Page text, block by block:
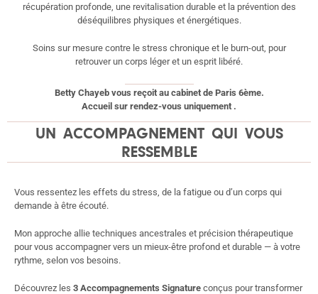
récupération profonde, une revitalisation durable et la prévention des
déséquilibres physiques et énergétiques.
Soins sur mesure contre le stress chronique et le burn-out, pour
retrouver un corps léger et un esprit libéré.
Betty Chayeb vous reçoit au cabinet de Paris 6ème.
Accueil sur rendez-vous uniquement .
UN ACCOMPAGNEMENT QUI VOUS
RESSEMBLE
Vous ressentez les effets du stress, de la fatigue ou d’un corps qui
demande à être écouté.
Mon approche allie techniques ancestrales et précision thérapeutique
pour vous accompagner vers un mieux-être profond et durable — à votre
rythme, selon vos besoins.
Découvrez les 3 Accompagnements Signature conçus pour transformer